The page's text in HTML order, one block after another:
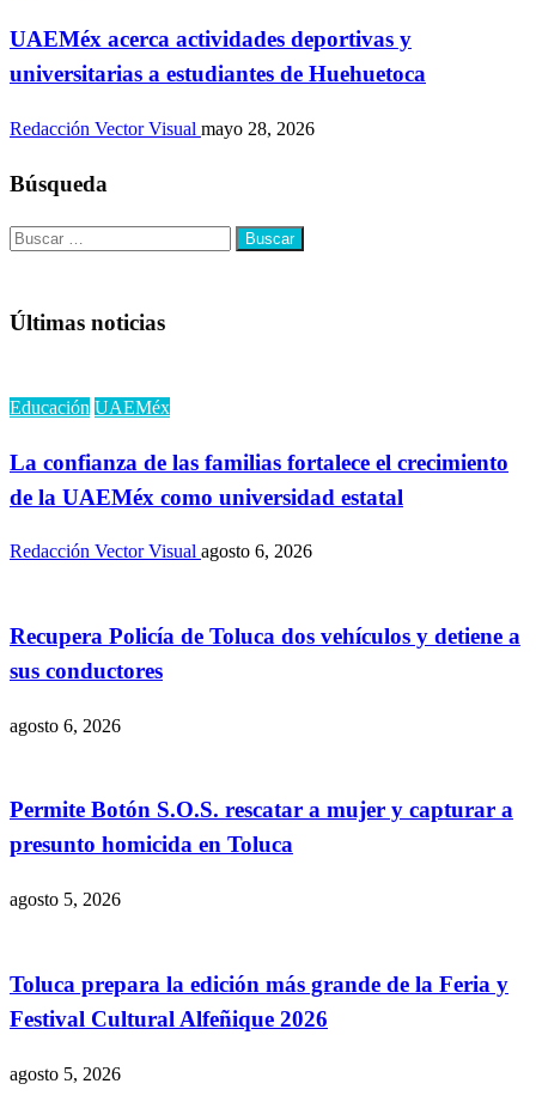
UAEMéx acerca actividades deportivas y
universitarias a estudiantes de Huehuetoca
Redacción Vector Visual mayo 28, 2026
Búsqueda
Buscar:
Últimas noticias
Educación UAEMéx
La confianza de las familias fortalece el crecimiento
de la UAEMéx como universidad estatal
Redacción Vector Visual agosto 6, 2026
Recupera Policía de Toluca dos vehículos y detiene a
sus conductores
agosto 6, 2026
Permite Botón S.O.S. rescatar a mujer y capturar a
presunto homicida en Toluca
agosto 5, 2026
Toluca prepara la edición más grande de la Feria y
Festival Cultural Alfeñique 2026
agosto 5, 2026